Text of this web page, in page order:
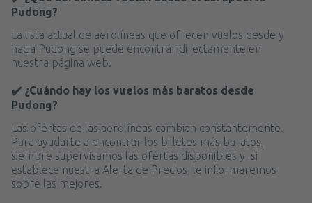
Pudong?
La lista actual de aerolíneas que ofrecen vuelos desde y
hacia Pudong se puede encontrar directamente en
nuestra página web.
✔️ ¿Cuándo hay los vuelos más baratos desde
Pudong?
Las ofertas de las aerolíneas cambian constantemente.
Para ayudarte a encontrar los billetes más baratos,
siempre supervisamos las ofertas disponibles y, si
establece nuestra Alerta de Precios, le informaremos
sobre las mejores.